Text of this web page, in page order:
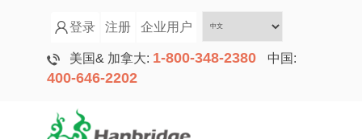
登录 注册 企业用户
美国& 加拿大: 1-800-348-2380 中国:
400-646-2202